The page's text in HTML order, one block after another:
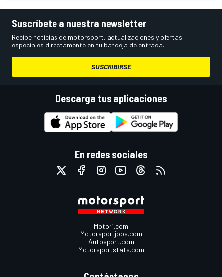
Suscríbete a nuestra newsletter
Recibe noticias de motorsport, actualizaciones y ofertas
especiales directamente en tu bandeja de entrada.
SUSCRIBIRSE
Descarga tus aplicaciones
En redes sociales
Motor1.com
Motorsportjobs.com
Autosport.com
Motorsportstats.com